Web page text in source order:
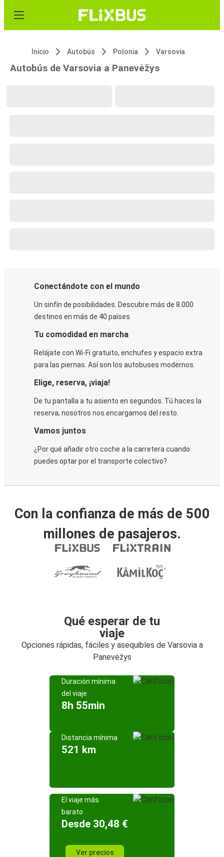
Inicio Autobús Polonia Varsovia
Autobús de Varsovia a Panevėžys
Conectándote con el mundo
Un sinfín de posibilidades. Descubre más de 8.000
destinos en más de 40 países.
Tu comodidad en marcha
Relájate con Wi-Fi gratuito, enchufes y espacio extra
para las piernas. Así son los autobuses modernos.
Elige, reserva, ¡viaja!
De tu pantalla a tu asiento en segundos. Tú haces la
reserva, nosotros nos encargamos del resto.
Vamos juntos
¿Por qué añadir otro coche a la carretera cuando
puedes optar por el transporte colectivo?
Con la confianza de más de 500
millones de pasajeros.
Qué esperar de tu
viaje
Opciones rápidas, fáciles y asequibles de Varsovia a
Panevėžys
Duración mínima
del viaje
8h 55min
Distancia mínima
521 km
El viaje más
barato
Desde 30,48 €
Ver precios